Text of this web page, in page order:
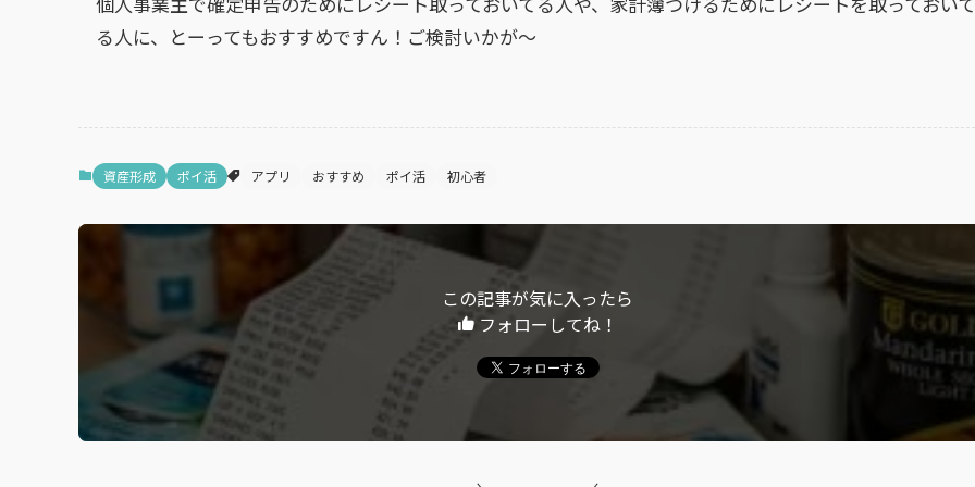
る人に、とーってもおすすめですん！ご検討いかが～
資産形成 ポイ活 アプリ おすすめ ポイ活 初心者
この記事が気に入ったら
フォローしてね！